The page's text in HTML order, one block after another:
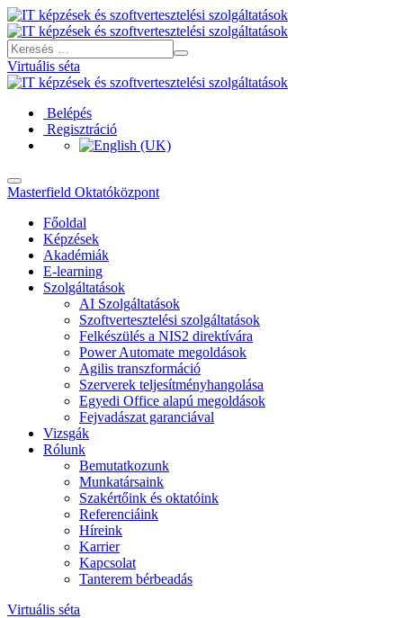
Virtuális séta
Belépés
Regisztráció
Masterfield Oktatóközpont
Főoldal
Képzések
Akadémiák
E-learning
Szolgáltatások
AI Szolgáltatások
Szoftvertesztelési szolgáltatások
Felkészülés a NIS2 direktívára
Power Automate megoldások
Agilis transzformáció
Szerverek teljesítményhangolása
Egyedi Office alapú megoldások
Fejvadászat garanciával
Vizsgák
Rólunk
Bemutatkozunk
Munkatársaink
Szakértőink és oktatóink
Referenciáink
Híreink
Karrier
Kapcsolat
Tanterem bérbeadás
Virtuális séta